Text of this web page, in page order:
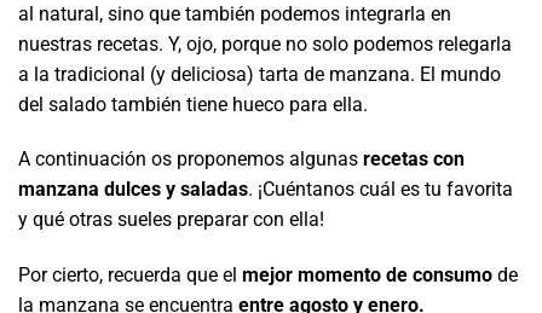
al natural, sino que también podemos integrarla en
nuestras recetas. Y, ojo, porque no solo podemos relegarla
a la tradicional (y deliciosa) tarta de manzana. El mundo
del salado también tiene hueco para ella.
A continuación os proponemos algunas recetas con
manzana dulces y saladas. ¡Cuéntanos cuál es tu favorita
y qué otras sueles preparar con ella!
Por cierto, recuerda que el mejor momento de consumo de
la manzana se encuentra entre agosto y enero.